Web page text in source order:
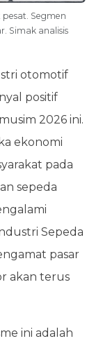
Segmen
Simak analisis
otomotif
positif
2026 ini.
ekonomi
pada
sepeda
Sepeda
pasar
akan terus
ini adalah